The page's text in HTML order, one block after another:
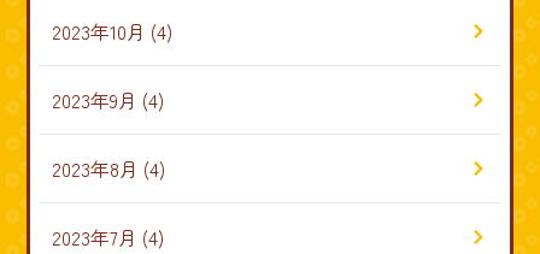
2023年10月 (4)
2023年9月 (4)
2023年8月 (4)
2023年7月 (4)